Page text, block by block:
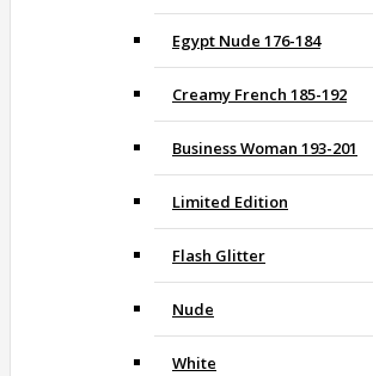
Egypt Nude 176-184
Creamy French 185-192
Business Woman 193-201
Limited Edition
Flash Glitter
Nude
White